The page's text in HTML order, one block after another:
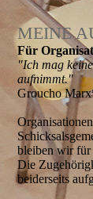
MEINE
Für
"Ich mag
aufnimmt."
Groucho
bleiben wir
Die
beiderseits